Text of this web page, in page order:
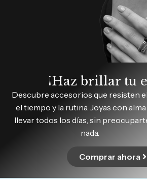
¡Haz brillar tu
Descubre accesorios que resisten el
el tiempo y la rutina. Joyas con
llevar todos los días, sin
nada.
Comprar ahora